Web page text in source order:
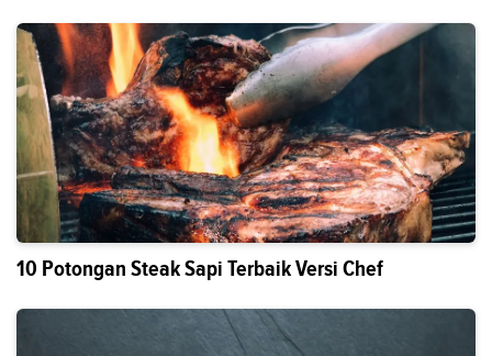
10 Potongan Steak Sapi Terbaik Versi Chef